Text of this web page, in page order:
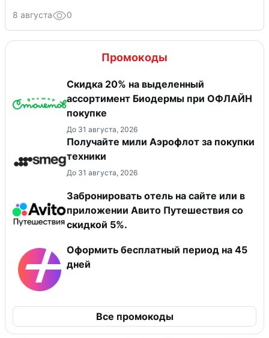
8 августа 0
Промокоды
Скидка 20% на выделенный
ассортимент Биодермы при ОФЛАЙН
покупке
До 31 августа, 2026
Получайте мили Аэрофлот за покупки
техники
До 31 августа, 2026
Забронировать отель на сайте или в
приложении Авито Путешествия со
скидкой 5%.
Оформить бесплатный период на 45
дней
Все промокоды